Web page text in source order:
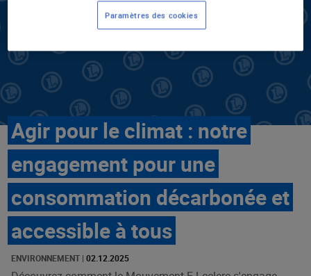
Agir pour le climat : notre
engagement pour une
consommation décarbonée et
accessible à tous
ENVIRONNEMENT | 02.12.2025
Paramètres des cookies